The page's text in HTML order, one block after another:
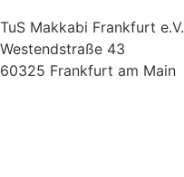
TuS Makkabi Frankfurt e.V.
Westendstraße 43
60325 Frankfurt am Main